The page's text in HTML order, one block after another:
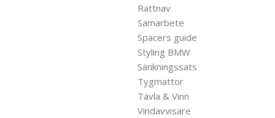
Rattnav
Samarbete
Spacers guide
Styling BMW
Sänkningssats
Tygmattor
Tävla & Vinn
Vindavvisare